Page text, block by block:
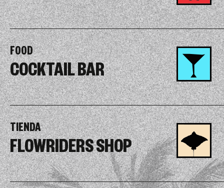
FOOD
COCKTAIL BAR
TIENDA
FLOWRIDERS SHOP